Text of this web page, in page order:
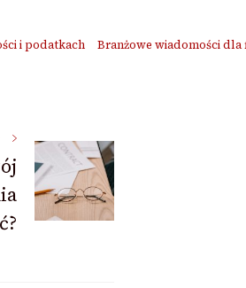
i podatkach
Branżowe wiadomości dla